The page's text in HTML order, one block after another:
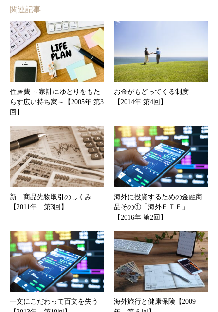
関連記事
住居費 ～家計にゆとりをもた
らす広い持ち家～【2005年 第3
回】
お金がもどってくる制度
【2014年 第4回】
新 商品先物取引のしくみ
【2011年 第3回】
海外に投資するための金融商
品その①「海外ＥＴＦ」
【2016年 第2回】
一文にこだわって百文を失う
海外旅行と健康保険【2009